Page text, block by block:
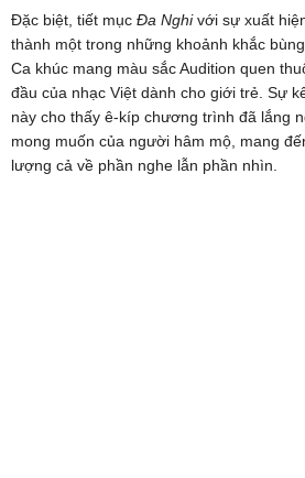
Đặc biệt, tiết mục Đa Nghivới sự xuất
thành một trong những khoảnh khắc
Ca khúc mang màu sắc Audition quen
đầu của nhạc Việt dành cho giới trẻ. Sự
này cho thấy ê-kíp chương trình đã lắng
mong muốn của người hâm mộ, mang
lượng cả về phần nghe lẫn phần nhìn.